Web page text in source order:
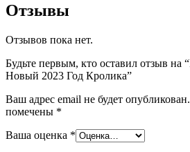
Отзывы
Отзывов пока нет.
Будьте первым, кто оставил отзыв на
Новый 2023 Год Кролика”
Ваш адрес email не будет опубликован.
помечены *
Ваша оценка *